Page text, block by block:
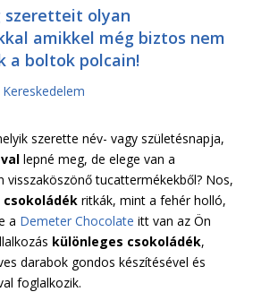
szeretteit olyan
amikkel még biztos nem
a boltok polcain!
Kereskedelem
szerette név- vagy születésnapja,
lepné meg, de elege van a
visszaköszönő tucattermékekből? Nos,
ritkák, mint a fehér holló,
a Demeter Chocolate itt van az Ön
különleges csokoládék,
darabok gondos készítésével és
foglalkozik.